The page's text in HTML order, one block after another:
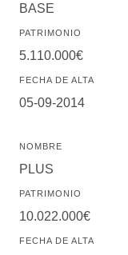
BASE
PATRIMONIO
5.110.000€
FECHA DE ALTA
05-09-2014
NOMBRE
PLUS
PATRIMONIO
10.022.000€
FECHA DE ALTA